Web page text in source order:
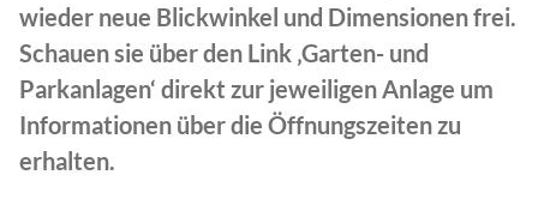
wieder neue Blickwinkel und Dimensionen frei.
Schauen sie über den Link ‚Garten- und
Parkanlagen‘ direkt zur jeweiligen Anlage um
Informationen über die Öffnungszeiten zu
erhalten.